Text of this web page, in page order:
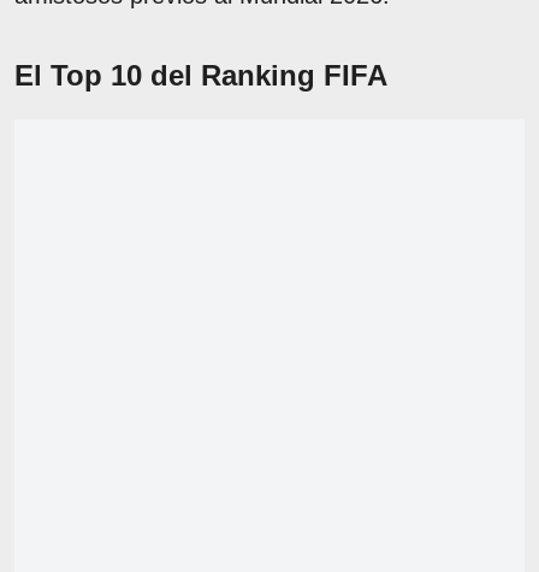
El Top 10 del Ranking FIFA